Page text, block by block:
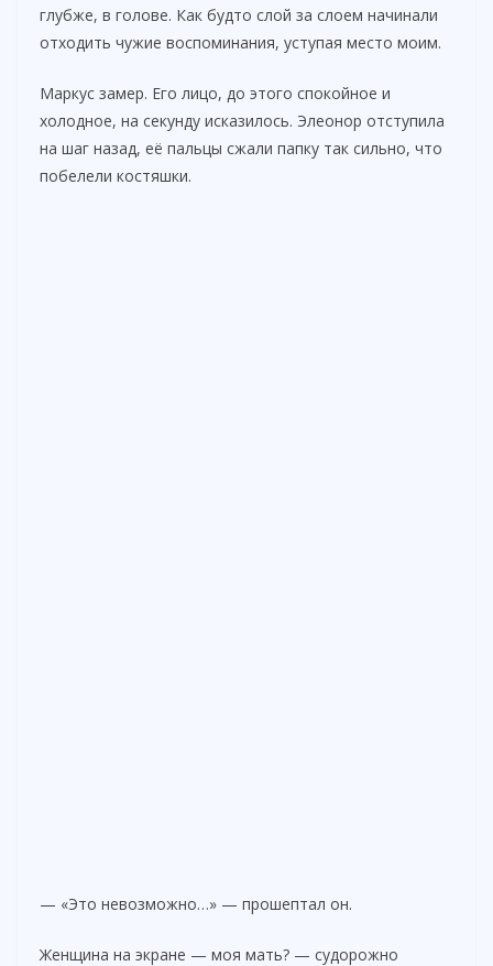
глубже, в голове. Как будто слой за слоем начинали
отходить чужие воспоминания, уступая место моим.
Маркус замер. Его лицо, до этого спокойное и
холодное, на секунду исказилось. Элеонор отступила
на шаг назад, её пальцы сжали папку так сильно, что
побелели костяшки.
— «Это невозможно…» — прошептал он.
Женщина на экране — моя мать? — судорожно